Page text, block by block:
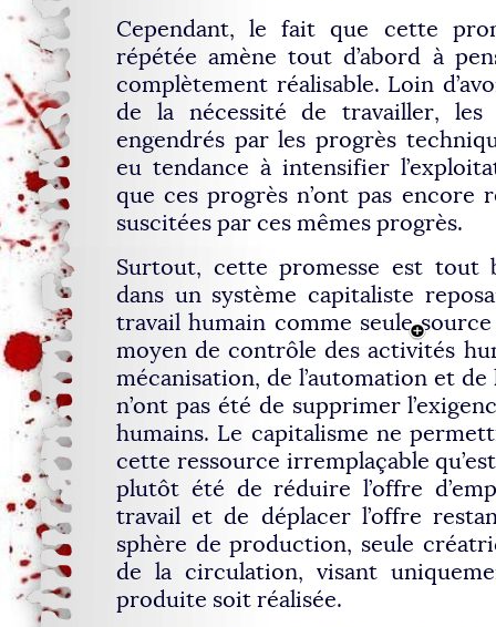
Cependant, le fait que cette
répétée amène tout d’abord à
complètement réalisable. Loin
de la nécessité de travailler,
engendrés par les progrès
eu tendance à intensifier
que ces progrès n’ont pas encore
suscitées par ces mêmes progrès.
Surtout, cette promesse est tout
dans un système capitaliste
travail humain comme seule
moyen de contrôle des activités
mécanisation, de l’automation et
n’ont pas été de supprimer
humains. Le capitalisme ne
cette ressource irremplaçable
plutôt été de réduire l’offre
travail et de déplacer l’offre
sphère de production, seule
de la circulation, visant
produite soit réalisée.